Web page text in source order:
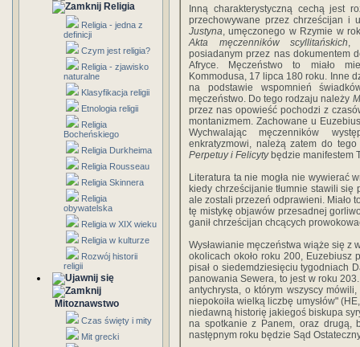
Religia
Religia - jedna z
definicji
Czym jest religia?
Religia - zjawisko
naturalne
Klasyfikacja religii
Etnologia religii
Religia
Bocheńskiego
Religia Durkheima
Religia Rousseau
Religia Skinnera
Religia
obywatelska
Religia w XIX wieku
Religia w kulturze
Rozwój historii
religii
Mitoznawstwo
Czas święty i mity
Mit grecki
Inną charakterystyczną cechą jest
przechowywane przez chrześcijan i
Justyna, umęczonego w Rzymie w
Akta męczenników scyllitańskich,
posiadanym przez nas dokumentem
Afryce. Męczeństwo to miało
Kommodusa, 17 lipca 180 roku. Inne
na podstawie wspomnień
męczeństwo. Do tego rodzaju należy
przez nas opowieść pochodzi z
montanizmem. Zachowane u
Wychwalając męczenników
enkratyzmowi, należą zatem do
Perpetuy i Felicytybędzie manifestem
Literatura ta nie mogła nie wywierać
kiedy chrześcijanie tłumnie stawili się
ale zostali przezeń odprawieni. Miało
tę mistykę objawów przesadnej
ganił chrześcijan chcących
Wysławianie męczeństwa wiąże się
okolicach około roku 200, Euzebiusz
pisał o siedemdziesięciu tygodniach
panowania Sewera, to jest w roku
antychrysta, o którym wszyscy
niepokoiła wielką liczbę umysłów"
niedawną historię jakiegoś biskupa
na spotkanie z Panem, oraz drugą,
następnym roku będzie Sąd